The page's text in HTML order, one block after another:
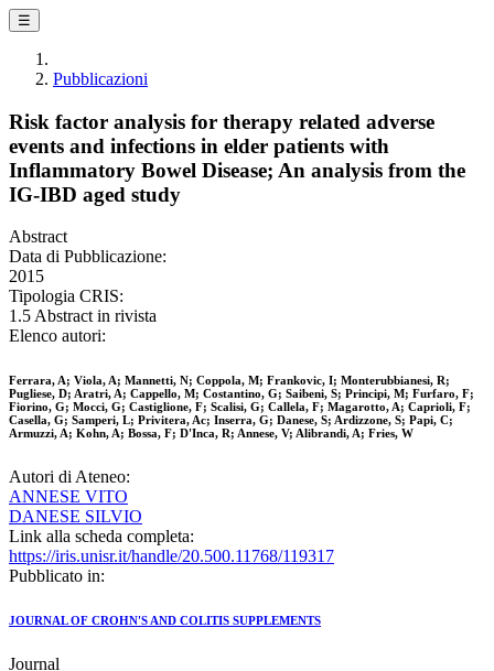
☰
Pubblicazioni
Risk factor analysis for therapy related adverse
events and infections in elder patients with
Inflammatory Bowel Disease; An analysis from the
IG-IBD aged study
Abstract
Data di Pubblicazione:
2015
Tipologia CRIS:
1.5 Abstract in rivista
Elenco autori:
Ferrara, A; Viola, A; Mannetti, N; Coppola, M; Frankovic, I; Monterubbianesi, R;
Pugliese, D; Aratri, A; Cappello, M; Costantino, G; Saibeni, S; Principi, M; Furfaro, F;
Fiorino, G; Mocci, G; Castiglione, F; Scalisi, G; Callela, F; Magarotto, A; Caprioli, F;
Casella, G; Samperi, L; Privitera, Ac; Inserra, G; Danese, S; Ardizzone, S; Papi, C;
Armuzzi, A; Kohn, A; Bossa, F; D'Inca, R; Annese, V; Alibrandi, A; Fries, W
Autori di Ateneo:
ANNESE VITO
DANESE SILVIO
Link alla scheda completa:
https://iris.unisr.it/handle/20.500.11768/119317
Pubblicato in:
JOURNAL OF CROHN'S AND COLITIS SUPPLEMENTS
Journal